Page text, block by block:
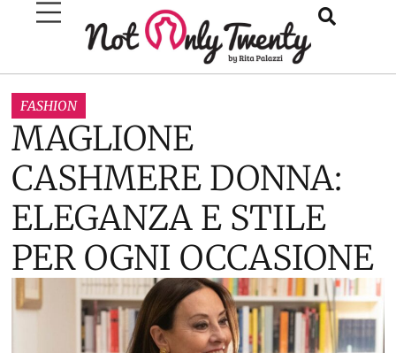
FASHION
MAGLIONE
CASHMERE DONNA:
ELEGANZA E STILE
PER OGNI OCCASIONE